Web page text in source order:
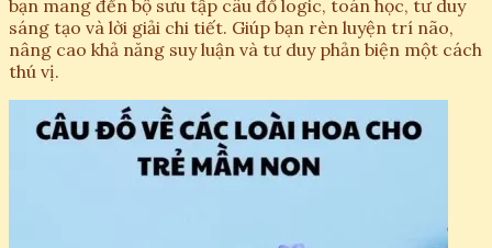
bạn mang đến bộ sưu tập câu đố logic, toán học, tư duy
sáng tạo và lời giải chi tiết. Giúp bạn rèn luyện trí não,
nâng cao khả năng suy luận và tư duy phản biện một cách
thú vị.